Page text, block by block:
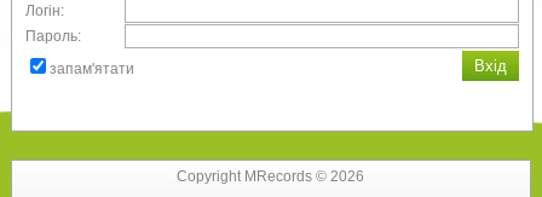
Логін:
Пароль:
запам'ятати
Copyright MRecords © 2026